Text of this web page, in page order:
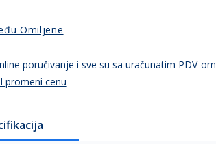
Omiljene
poručivanje i sve su sa uračunatim PDV-om
promeni cenu